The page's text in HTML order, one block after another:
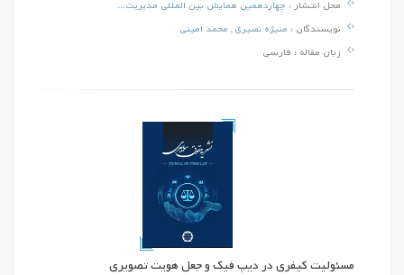
محل انتشار : چهاردهمین همایش بین المللی مدیریت...
نویسندگان : منیژه نصیری, محمد امینی
زبان مقاله : فارسی
مسئولیت کیفری در دیپ فیک و جعل هویت تصویری